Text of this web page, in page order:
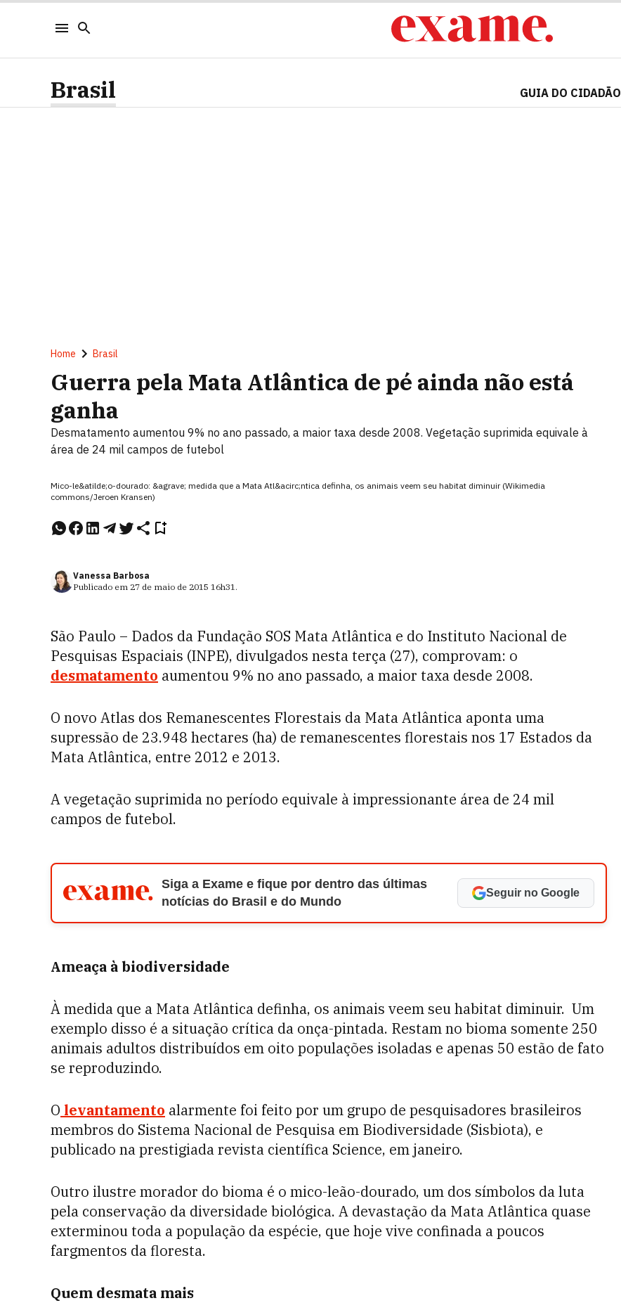
Brasil GUIA DO CIDADÃO
Home Brasil
Guerra pela Mata Atlântica de pé ainda não está
ganha
Desmatamento aumentou 9% no ano passado, a maior taxa desde 2008. Vegetação suprimida equivale à
área de 24 mil campos de futebol
Mico-le&atilde;o-dourado: &agrave; medida que a Mata Atl&acirc;ntica definha, os animais veem seu habitat diminuir (Wikimedia
commons/Jeroen Kransen)
Vanessa Barbosa
Publicado em 27 de maio de 2015 16h31.
São Paulo – Dados da Fundação SOS Mata Atlântica e do Instituto Nacional de
Pesquisas Espaciais (INPE), divulgados nesta terça (27), comprovam: o
desmatamento aumentou 9% no ano passado, a maior taxa desde 2008.
O novo Atlas dos Remanescentes Florestais da Mata Atlântica aponta uma
supressão de 23.948 hectares (ha) de remanescentes florestais nos 17 Estados da
Mata Atlântica, entre 2012 e 2013.
A vegetação suprimida no período equivale à impressionante área de 24 mil
campos de futebol.
Siga a Exame e fique por dentro das últimas
notícias do Brasil e do Mundo
Seguir no Google
Ameaça à biodiversidade
À medida que a Mata Atlântica definha, os animais veem seu habitat diminuir. Um
exemplo disso é a situação crítica da onça-pintada. Restam no bioma somente 250
animais adultos distribuídos em oito populações isoladas e apenas 50 estão de fato
se reproduzindo.
O levantamento alarmente foi feito por um grupo de pesquisadores brasileiros
membros do Sistema Nacional de Pesquisa em Biodiversidade (Sisbiota), e
publicado na prestigiada revista científica Science, em janeiro.
Outro ilustre morador do bioma é o mico-leão-dourado, um dos símbolos da luta
pela conservação da diversidade biológica. A devastação da Mata Atlântica quase
exterminou toda a população da espécie, que hoje vive confinada a poucos
fargmentos da floresta.
Quem desmata mais